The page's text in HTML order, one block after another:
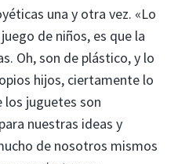
una y otra vez. «Lo
de niños, es que la
Oh, son de plástico, y lo
hijos, ciertamente lo
los juguetes son
nuestras ideas y
de nosotros mismos